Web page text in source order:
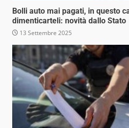
Bolli auto mai pagati, in questo
dimenticarteli: novità dallo Stato
13 Settembre 2025